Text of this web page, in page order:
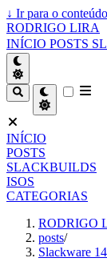
↓ Ir para o
RODRIGO LIRA
INÍCIO POSTS
INÍCIO
POSTS
SLACKBUILDS
ISOS
CATEGORIAS
RODRIGO
posts/
Slackware